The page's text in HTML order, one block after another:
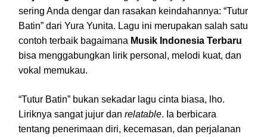
sering Anda dengar dan rasakan keindahannya: “Tutur
Batin” dari Yura Yunita. Lagu ini merupakan salah satu
contoh terbaik bagaimana Musik Indonesia Terbaru
bisa menggabungkan lirik personal, melodi kuat, dan
vokal memukau.
“Tutur Batin” bukan sekadar lagu cinta biasa, lho.
Liriknya sangat jujur dan relatable. Ia berbicara
tentang penerimaan diri, kecemasan, dan perjalanan